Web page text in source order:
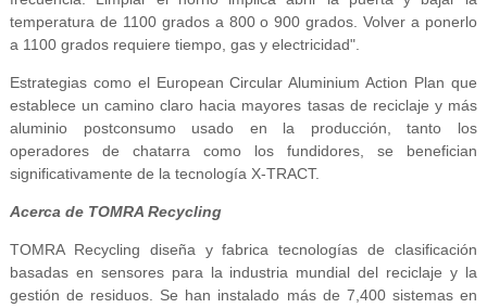
temperatura de 1100 grados a 800 o 900 grados. Volver a ponerlo
a 1100 grados requiere tiempo, gas y electricidad".
Estrategias como el European Circular Aluminium Action Plan que
establece un camino claro hacia mayores tasas de reciclaje y más
aluminio postconsumo usado en la producción, tanto los
operadores de chatarra como los fundidores, se benefician
significativamente de la tecnología X-TRACT.
Acerca de TOMRA Recycling
TOMRA Recycling diseña y fabrica tecnologías de clasificación
basadas en sensores para la industria mundial del reciclaje y la
gestión de residuos. Se han instalado más de 7,400 sistemas en